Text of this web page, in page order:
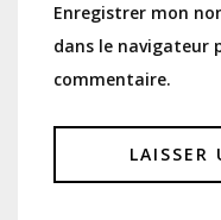
Enregistrer mon
dans le navigateur
commentaire.